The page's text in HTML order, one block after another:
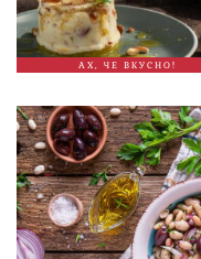
АХ, ЧЕ ВКУСНО!